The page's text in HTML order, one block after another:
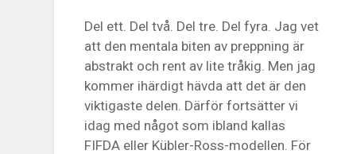
Del ett. Del två. Del tre. Del fyra. Jag vet
att den mentala biten av preppning är
abstrakt och rent av lite tråkig. Men jag
kommer ihärdigt hävda att det är den
viktigaste delen. Därför fortsätter vi
idag med något som ibland kallas
FIFDA eller Kübler-Ross-modellen. För